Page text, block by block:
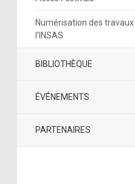
Numérisation des travaux
l’INSAS
BIBLIOTHÈQUE
ÉVÉNEMENTS
PARTENAIRES